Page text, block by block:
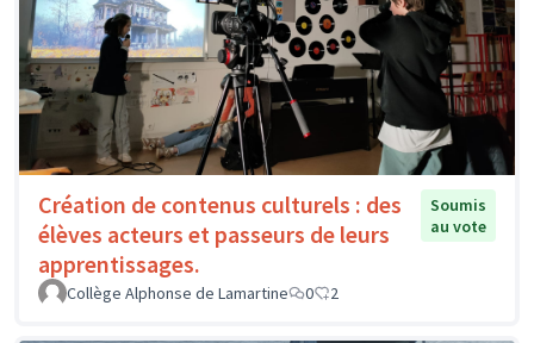
Création de contenus culturels : des
élèves acteurs et passeurs de leurs
apprentissages.
Soumis
au vote
Collège Alphonse de Lamartine 0 2